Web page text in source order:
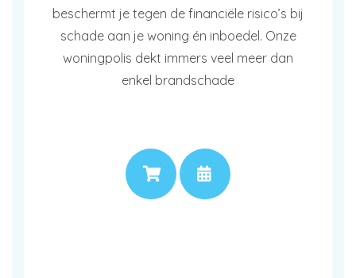
beschermt je tegen de financiële risico’s bij
schade aan je woning én inboedel. Onze
woningpolis dekt immers veel meer dan
enkel brandschade
PRIJS